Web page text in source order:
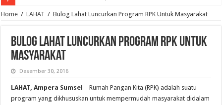
Home / LAHAT / Bulog Lahat Luncurkan Program RPK Untuk Masyarakat
Bulog Lahat Luncurkan Program RPK Untuk
Masyarakat
Desember 30, 2016
LAHAT, Ampera Sumsel – Rumah Pangan Kita (RPK) adalah suatu
program yang dikhususkan untuk mempermudah masyarakat didalam